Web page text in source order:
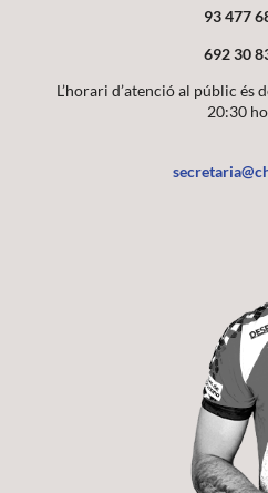
93 477
692 30
L’horari d’atenció al públic és
20:30